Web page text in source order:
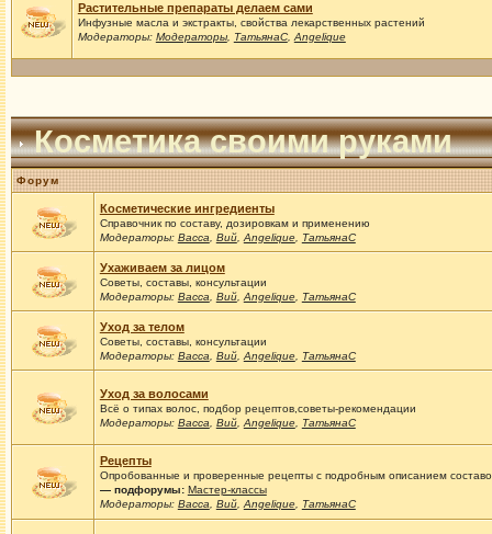
Растительные препараты делаем сами
Инфузные масла и экстракты, свойства лекарственных растений
Модераторы: Модераторы, ТатьянаС, Angelique
Косметика своими руками
Форум
Косметические ингредиенты
Справочник по составу, дозировкам и применению
Модераторы: Васса Вий, Angelique, ТатьянаС
Ухаживаем за лицом
Советы, составы, консультации
Модераторы: Васса Вий, Angelique, ТатьянаС
Уход за телом
Советы, составы, консультации
Модераторы: Васса Вий, Angelique, ТатьянаС
Уход за волосами
Всё о типах волос, подбор рецептов,советы-рекомендации
Модераторы: Васса Вий, Angelique, ТатьянаС
Рецепты
Опробованные и проверенные рецепты с подробным описанием
— подфорумы: Мастер-классы
Модераторы: Васса Вий, Angelique, ТатьянаС